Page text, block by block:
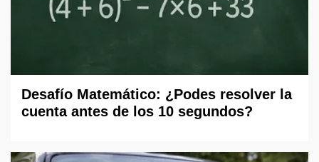
Desafío Matemático: ¿Podes resolver la
cuenta antes de los 10 segundos?